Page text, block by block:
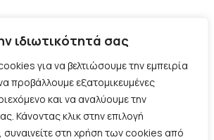
ιδιωτικότητά σας
για να βελτιώσουμε την εμπειρία
προβάλλουμε εξατομικευμένες
και να αναλύουμε την
Κάνοντας κλικ στην επιλογή
στη χρήση των cookies από